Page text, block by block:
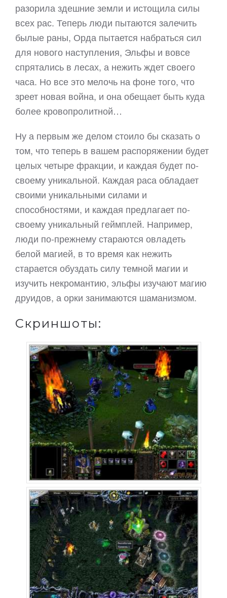
разорила здешние земли и истощила силы
всех рас. Теперь люди пытаются залечить
былые раны, Орда пытается набраться сил
для нового наступления, Эльфы и вовсе
спрятались в лесах, а нежить ждет своего
часа. Но все это мелочь на фоне того, что
зреет новая война, и она обещает быть куда
более кровопролитной…
Ну а первым же делом стоило бы сказать о
том, что теперь в вашем распоряжении будет
целых четыре фракции, и каждая будет по-
своему уникальной. Каждая раса обладает
своими уникальными силами и
способностями, и каждая предлагает по-
своему уникальный геймплей. Например,
люди по-прежнему стараются овладеть
белой магией, в то время как нежить
старается обуздать силу темной магии и
изучить некромантию, эльфы изучают магию
друидов, а орки занимаются шаманизмом.
Скриншоты: